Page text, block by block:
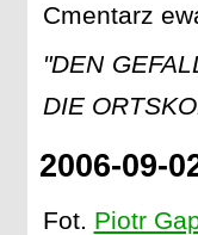
Cmentarz
"DEN
DIE
2006-09-
Fot. Piotr